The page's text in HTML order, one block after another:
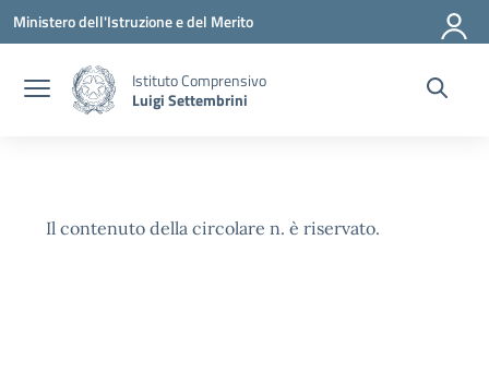
Vai ai contenuti
Vai al menu di navigazione
Vai al footer
Ministero dell'Istruzione e del Merito
Istituto Comprensivo
Luigi Settembrini
Il contenuto della circolare n. è riservato.